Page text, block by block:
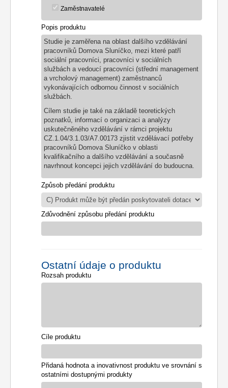
Zaměstnavatelé
Popis produktu
Studie je zaměřena na oblast dalšího vzdělávání
pracovníků Domova Sluníčko, mezi které patří
sociální pracovníci, pracovníci v sociálních
službách a vedoucí pracovníci (střední management
a vrcholový management) zaměstnanců
vykonávajících odbornou činnost v sociálních
službách.
Cílem studie je také na základě teoretických
poznatků, informací o organizaci a analýzy
uskutečněného vzdělávání v rámci projektu
CZ.1.04/3.1.03/A7.00173 zjistit vzdělávací potřeby
pracovníků Domova Sluníčko v oblasti
kvalifikačního a dalšího vzdělávání a současně
navrhnout koncepci jejich vzdělávání do budoucna.
Způsob předání produktu
Zdůvodnění způsobu předání produktu
Ostatní údaje o produktu
Rozsah produktu
Cíle produktu
Přidaná hodnota a inovativnost produktu ve srovnání s
ostatními dostupnými produkty